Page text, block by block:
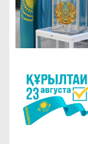
г
а
и
я